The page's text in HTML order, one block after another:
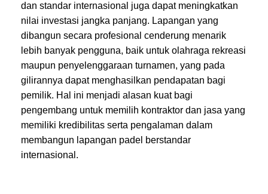
dan standar internasional juga dapat meningkatkan
nilai investasi jangka panjang. Lapangan yang
dibangun secara profesional cenderung menarik
lebih banyak pengguna, baik untuk olahraga rekreasi
maupun penyelenggaraan turnamen, yang pada
gilirannya dapat menghasilkan pendapatan bagi
pemilik. Hal ini menjadi alasan kuat bagi
pengembang untuk memilih kontraktor dan jasa yang
memiliki kredibilitas serta pengalaman dalam
membangun lapangan padel berstandar
internasional.